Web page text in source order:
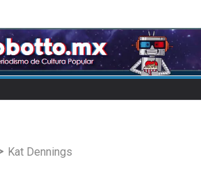
Kat Dennings